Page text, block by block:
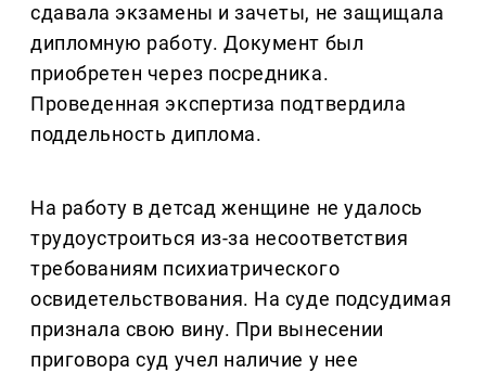
сдавала экзамены и зачеты, не защищала
дипломную работу. Документ был
приобретен через посредника.
Проведенная экспертиза подтвердила
поддельность диплома.
На работу в детсад женщине не удалось
трудоустроиться из-за несоответствия
требованиям психиатрического
освидетельствования. На суде подсудимая
признала свою вину. При вынесении
приговора суд учел наличие у нее